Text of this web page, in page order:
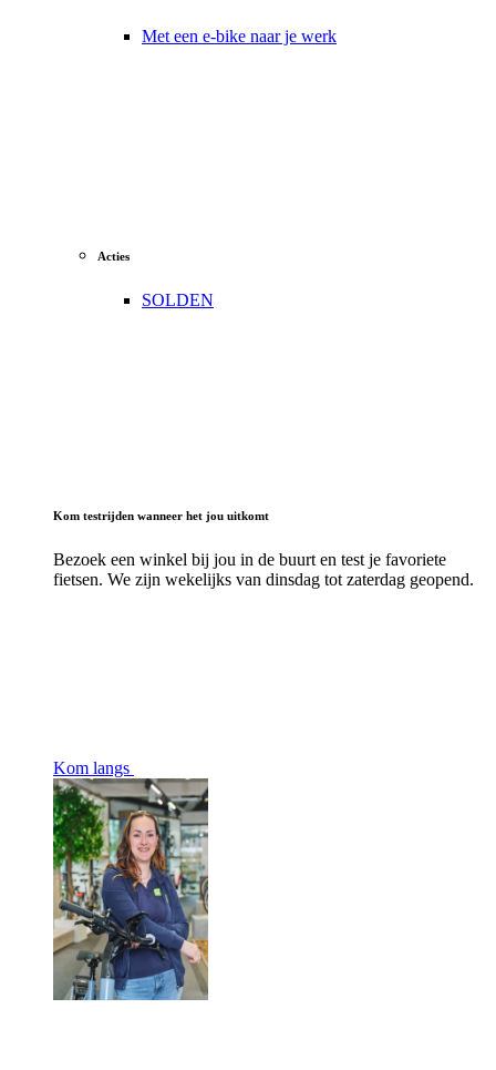
Met een e-bike naar je werk
Acties
SOLDEN
Kom testrijden wanneer het jou uitkomt
Bezoek een winkel bij jou in de buurt en test je favoriete
fietsen. We zijn wekelijks van dinsdag tot zaterdag geopend.
Kom langs